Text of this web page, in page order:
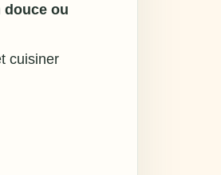
ou
cuisiner